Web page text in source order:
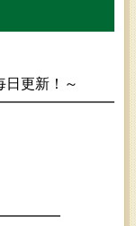
日更新！～